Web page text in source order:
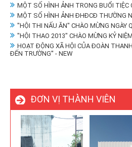
MỘT SỐ HÌNH ẢNH TRONG BUỔI TIỆC
MỘT SỐ HÌNH ẢNH ĐHĐCĐ THƯỜNG
"HỘI THI NẤU ĂN" CHÀO MỪNG NGÀY
"HỘI THAO 2013" CHÀO MỪNG KỶ
HOẠT ĐỘNG XÃ HỘI CỦA ĐOÀN
ĐẾN TRƯỜNG'' - NEW
ĐƠN VỊ THÀNH VIÊN